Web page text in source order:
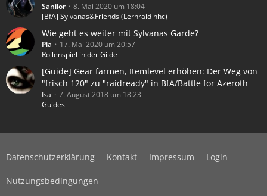
Sanilor
8. Mai 2020 um 18:04
[BfA] Sylvanas&Friends (Lernraid nhc)
Wie geht es weiter mit Sylvanas Garde?
Pia
17. Mai 2020 um 20:57
Rollenspiel in der Gilde
[Guide] Gear farmen, Itemlevel erhöhen: Der Weg von
"frisch 120" zu "raidready" in BfA/Battle for Azeroth
Isa
7. August 2018 um 18:23
Guides
Datenschutzerklärung Kontakt Impressum Login
Nutzungsbedingungen